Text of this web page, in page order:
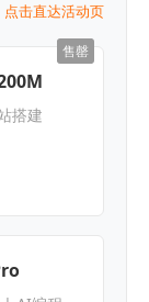
点击直达活动页
售罄
搭建